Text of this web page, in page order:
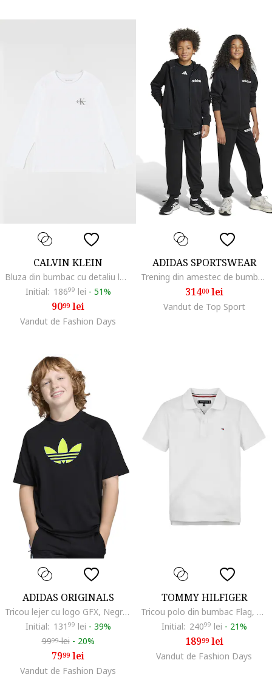
CALVIN KLEIN
Bluza din bumbac cu detaliu logo, Alb
Initial: 18699 lei - 51%
9099lei
Vandut de Fashion Days
ADIDAS SPORTSWEAR
Trening din amestec de bumbac cu imprimeu logo, Negru
31400lei
Vandut de Top Sport
ADIDAS ORIGINALS
Tricou lejer cu logo GFX, Negru/Galben
Initial: 131 99 lei - 39%
9999lei - 20%
7999lei
Vandut de Fashion Days
TOMMY HILFIGER
Tricou polo din bumbac Flag, Alb
Initial: 24099 lei - 21%
18999lei
Vandut de Fashion Days